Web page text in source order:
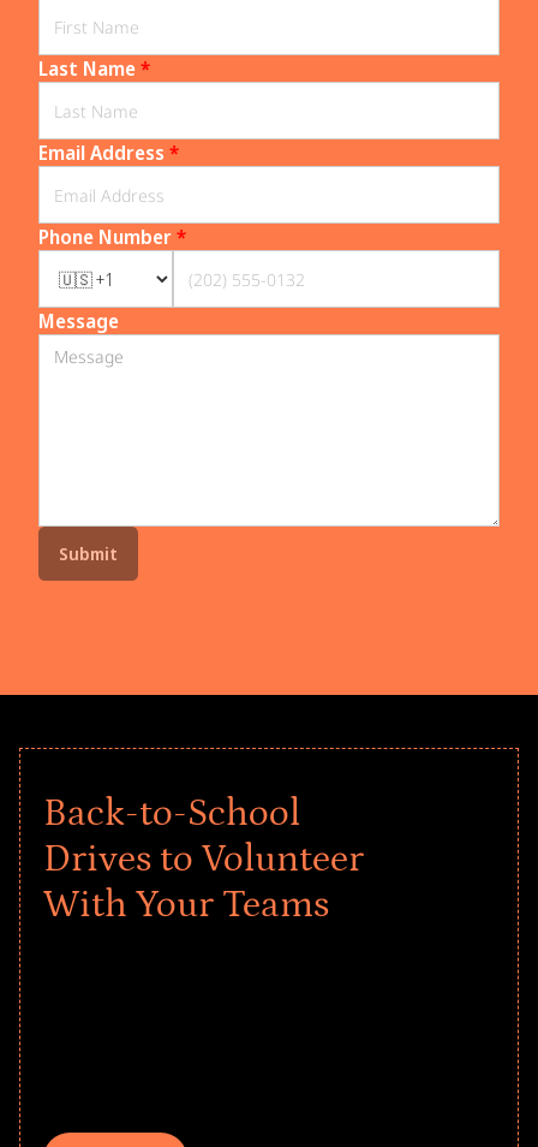
Last Name*
Email Address *
Phone Number*
Message
Back-to-School
Drives to Volunteer
With Your Teams